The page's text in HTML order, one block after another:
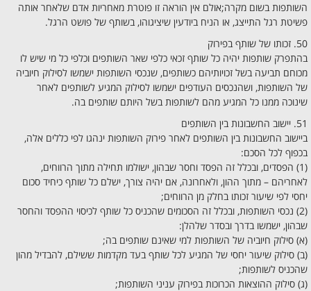
השותפות בשום מקרה;אולם אין הוראה זו פוטרת מאחריות אדם שלאחר אותה
פשיטת רגל התייצג, או הניח ביודעין שיציגוהו, בשותף של פושט הרגל.
50. זכותו של שותף בפירוק
בהתפרק שותפות יהיה כל שותף זכאי כלפי שאר השותפים וכלפי כל מי שיש לו
מכוחם תביעה בשל זכויותיהם כשותפים, שנכסי השותפות ישמשו לסילוק חיוביה
של השותפות, ושהנכסים העודפים ישמשו לסילוק המגיע לשותפים לאחר
שינוכה ממנו כל המגיע מהם לשותפות בשל היותם שותפים בה.
51. יישוב החשבונות בין השותפים
ביישוב החשבונות בין השותפים לאחר פירוק השותפות ינהגו לפי כללים אלה,
בכפוף לכל הסכם:
(1) הפסדים, ובכלל זה הפסד וחסר שבהון, ישולמו תחילה מתוך הרווחים,
לאחריהם – מתוך ההון, ולאחרונה, אם יהיה צורך, ישלם כל שותף כיחיד סכום
יחסי לפי שיעור זכותו בחלק מן הרווחים;
(2) נכסי השותפות, ובכלל זה הסכומים שהכניס כל שותף לכיסוי ההפסד והחסר
שבהון, ישמשו בדרך ובסדר שלהלן:
(א) סילוק חיוביה של השותפות למי שאינם שותפים בה;
(ב) סילוק שיעור יחסי של המגיע לכל שותף בעד מקדמות ששילם, להבדיל מהון
שהכניס לשותפות;
(ג) סילוק ההוצאות הכרוכות בפירוק עניני השותפות;